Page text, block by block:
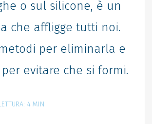
o sul silicone, è un
che affligge tutti noi.
per eliminarla e
evitare che si formi.
4 MIN